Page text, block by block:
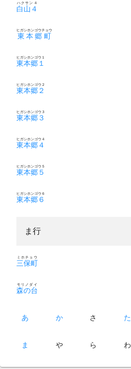
白山４
ハクサン４
東本郷町
ヒガシホンゴウチョウ
東本郷１
ヒガシホンゴウ１
東本郷２
ヒガシホンゴウ２
東本郷３
ヒガシホンゴウ３
東本郷４
ヒガシホンゴウ４
東本郷５
ヒガシホンゴウ５
東本郷６
ヒガシホンゴウ６
ま行
三保町
ミホチョウ
森の台
モリノダイ
あ か さ た
ま や ら わ